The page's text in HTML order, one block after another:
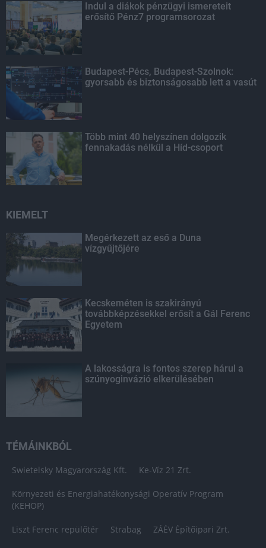
Indul a diákok pénzügyi ismereteit
erősítő Pénz7 programsorozat
Budapest-Pécs, Budapest-Szolnok:
gyorsabb és biztonságosabb lett a vasút
Több mint 40 helyszínen dolgozik
fennakadás nélkül a Híd-csoport
KIEMELT
Megérkezett az eső a Duna
vízgyűjtőjére
Kecskeméten is szakirányú
továbbképzésekkel erősít a Gál Ferenc
Egyetem
A lakosságra is fontos szerep hárul a
szúnyoginvázió elkerülésében
TÉMÁINKBÓL
Swietelsky Magyarország Kft. Ke-Víz 21 Zrt.
Környezeti és Energiahatékonysági Operatív Program
(KEHOP)
Liszt Ferenc repülőtér Strabag ZÁÉV Építőipari Zrt.